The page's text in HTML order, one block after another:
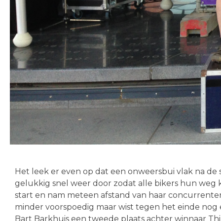
Het leek er even op dat een onweersbui vlak na
gelukkig snel weer door zodat alle bikers hun
start en nam meteen afstand van haar
minder voorspoedig maar wist tegen het einde
Bart Barkhuis een tweede plaats achter winnaar